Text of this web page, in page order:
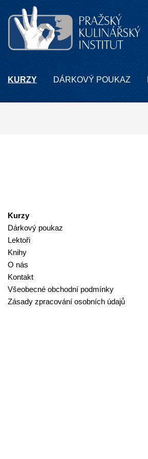
KURZY DÁRKOVÝ POUKAZ
Kurzy
Dárkový poukaz
Lektoři
Knihy
O nás
Kontakt
Všeobecné obchodní podmínky
Zásady zpracování osobních údajů